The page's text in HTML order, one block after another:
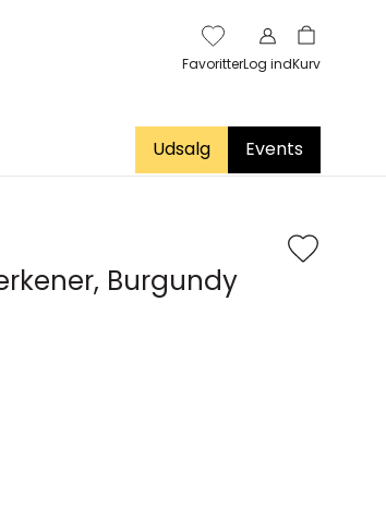
FavoritterLog indKurv
Udsalg Events
Burgundy